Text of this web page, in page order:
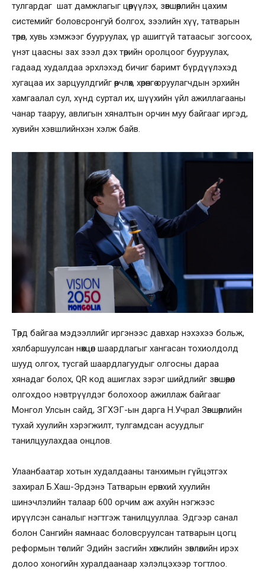
тулгардаг шат дамжлагыг цөөрүүлэх, зөвшөөрлийн цахим
системийг боловсронгуй болгох, зээлийн хүү, татварын
төрөл, хувь хэмжээг бууруулах, үр ашиггүй татаасыг зогсоох,
үнэт цаасны зах зээл дэх төрийн оролцоог бууруулах,
гадаад худалдаа эрхлэхэд бичиг баримт бүрдүүлэхэд
хугацаа их зарцуулдгийг өөрчлөх, хөрөнгө оруулагчдын эрхийн
хамгаалал сул, хүнд суртал их, шүүхийн үйл ажиллагааны
чанар тааруу, авлигын хяналтын орчин муу байгааг иргэд,
хувийн хэвшлийнхэн хэлж байв.
Төрд байгаа мэдээллийг иргэнээс давхар нэхэхээ больж,
хялбаршуулсан нөхцөл шаардлагыг хангасан тохиолдолд
шууд олгох, тусгай шаардлагуудыг олгосны дараа
хянадаг болох, QR код ашиглах зэрэг шийдлийг зөвшөөрөл
олгохдоо нэвтрүүлдэг болохоор ажиллаж байгааг
Монгол Улсын сайд, ЗГХЭГ-ын дарга Н.Учрал Зөвшөөрлийн
тухай хуулийн хэрэгжилт, тулгамдсан асуудлыг
танилцуулахдаа онцлов.
Улаанбаатар хотын худалдааны танхимын гүйцэтгэх
захирал Б.Хаш-Эрдэнэ Татварын ерөнхий хуулийн
шинэчлэлийн талаар 600 орчим аж ахуйн нэгжээс
ирүүлсэн саналыг нэгтгэж танилцууллаа. Эдгээр санал
болон Сангийн яамнаас боловсруулсан татварын цогц
реформын төслийг Эдийн засгийн хөгжлийн зөвлөлийн ирэх
долоо хоногийн хуралдаанаар хэлэлцэхээр тогтлоо.